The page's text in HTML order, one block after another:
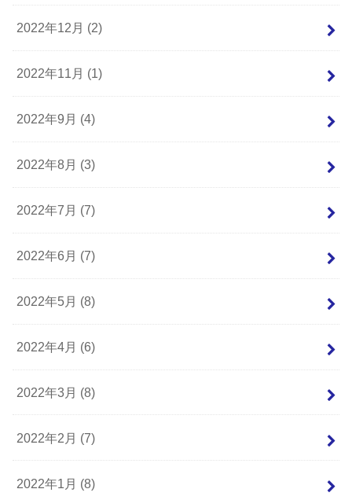
2022年12月 (2)
2022年11月 (1)
2022年9月 (4)
2022年8月 (3)
2022年7月 (7)
2022年6月 (7)
2022年5月 (8)
2022年4月 (6)
2022年3月 (8)
2022年2月 (7)
2022年1月 (8)